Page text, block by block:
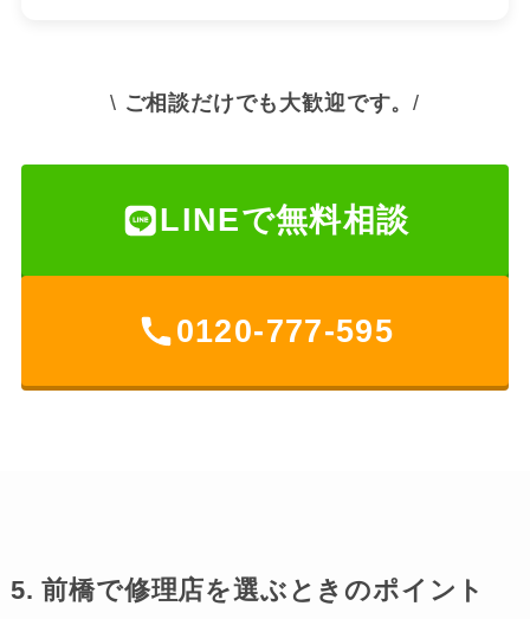
\ ご相談だけでも大歓迎です。/
LINEで無料相談
0120-777-595
5. 前橋で修理店を選ぶときのポイント